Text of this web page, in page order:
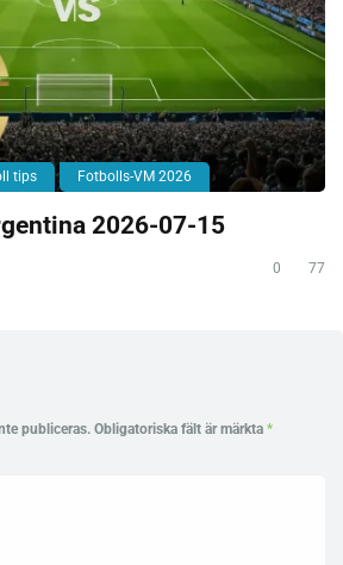
tips Fotbolls-VM 2026
2026-07-15
0 77
publiceras. Obligatoriska fält är märkta *